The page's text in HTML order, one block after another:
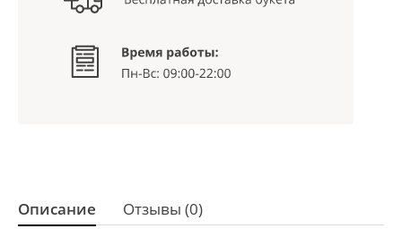
Описание Отзывы (0)